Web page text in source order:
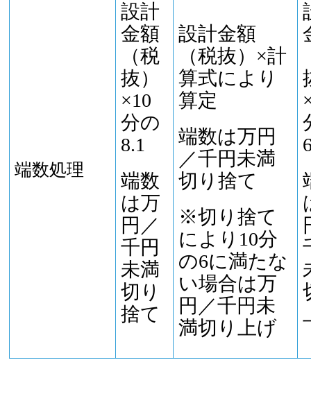
端数処理
設計
金額
（税
抜）
×10
分の
8.1
端数
は万
円／
千円
未満
切り
捨て
設計金額
（税抜）×計
算式により
算定
端数は万円
／千円未満
切り捨て
※切り捨て
により10分
の6に満たな
い場合は万
円／千円未
満切り上げ